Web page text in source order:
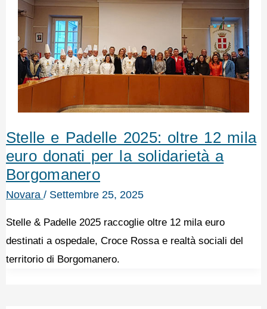
Stelle e Padelle 2025: oltre 12 mila
euro donati per la solidarietà a
Borgomanero
Novara / Settembre 25, 2025
Stelle & Padelle 2025 raccoglie oltre 12 mila euro
destinati a ospedale, Croce Rossa e realtà sociali del
territorio di Borgomanero.